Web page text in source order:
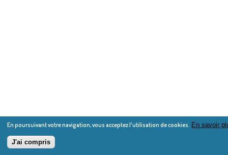
En poursuivant votre navigation, vous acceptez l'utilisation de cookies. En savoir
J'ai compris